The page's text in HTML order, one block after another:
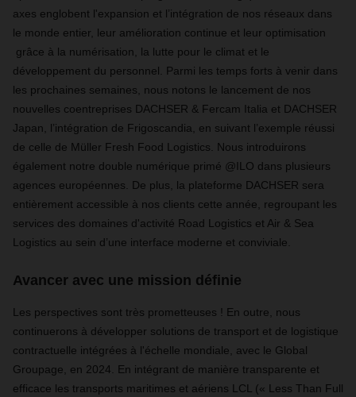
axes englobent l'expansion et l’intégration de nos réseaux dans
le monde entier, leur amélioration continue et leur optimisation
grâce à la numérisation, la lutte pour le climat et le
développement du personnel. Parmi les temps forts à venir dans
les prochaines semaines, nous notons le lancement de nos
nouvelles coentreprises DACHSER & Fercam Italia et DACHSER
Japan, l’intégration de Frigoscandia, en suivant l’exemple réussi
de celle de Müller Fresh Food Logistics. Nous introduirons
également notre double numérique primé @ILO dans plusieurs
agences européennes. De plus, la plateforme DACHSER sera
entièrement accessible à nos clients cette année, regroupant les
services des domaines d'activité Road Logistics et Air & Sea
Logistics au sein d’une interface moderne et conviviale.
Avancer avec une mission définie
Les perspectives sont très prometteuses ! En outre, nous
continuerons à développer solutions de transport et de logistique
contractuelle intégrées à l'échelle mondiale, avec le Global
Groupage, en 2024. En intégrant de manière transparente et
efficace les transports maritimes et aériens LCL (« Less Than Full